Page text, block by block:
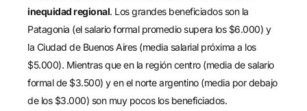
inequidad regional. Los grandes beneficiados son la
Patagonia (el salario formal promedio supera los $6.000) y
la Ciudad de Buenos Aires (media salarial próxima a los
$5.000). Mientras que en la región centro (media de salario
formal de $3.500) y en el norte argentino (media por debajo
de los $3.000) son muy pocos los beneficiados.